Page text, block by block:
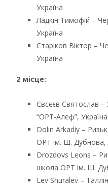
Україна
Ладкін Тимофій –
Україна
Старіков Віктор –
Україна
2 місце:
Євсєєв Святослав –
“ОРТ-Алеф”, Україна
Dolin Arkadiy –
ОРТ ім. Ш. Дубнова,
Drozdovs Leons –
школа ОРТ ім. Ш.
Lev Shuralev –